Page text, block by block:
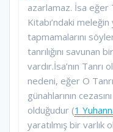
azarlamaz. İsa eğer
Kitabı’ndaki
tapmamalarını
tanrılığını savunan
vardır.İsa’nın
nedeni, eğer O
günahlarının
olduğudur (1
yaratılmış bir varlık